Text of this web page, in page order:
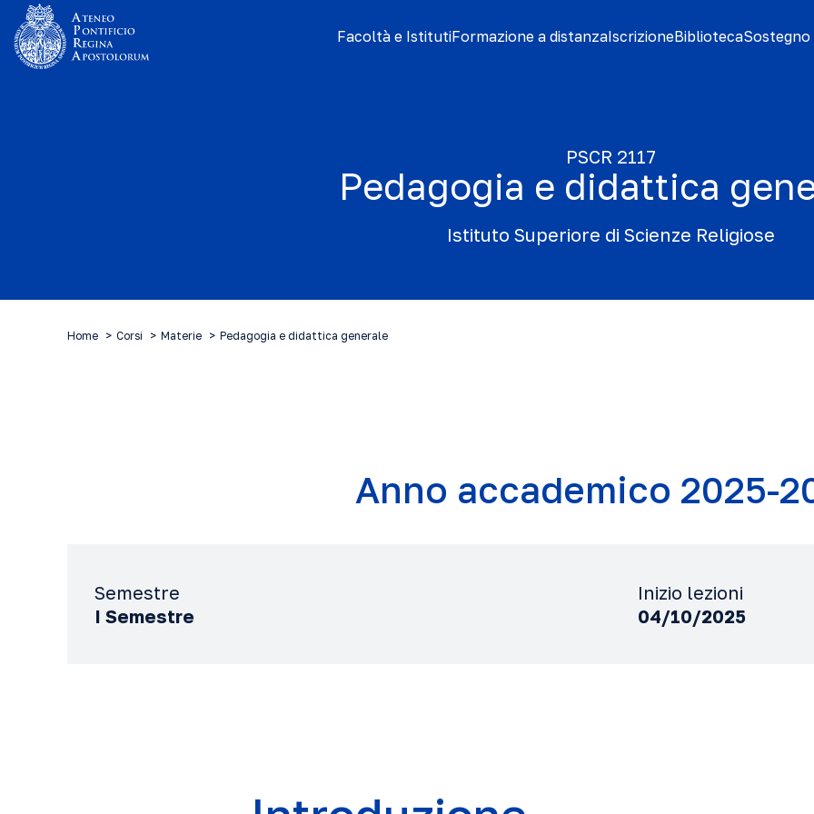
Facoltà e IstitutiFormazione a distanzaIscrizioneBiblioteca
PSCR 2117
Pedagogia e didattica
Istituto Superiore di Scienze Religiose
Home Corsi Materie Pedagogia e didattica generale
Anno accademico 2025-
Semestre
I Semestre
Inizio lezioni
04/10/2025